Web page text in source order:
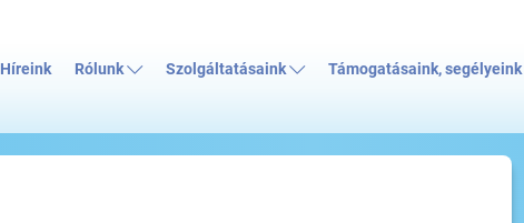
Híreink Rólunk Szolgáltatásaink Támogatásaink, segélyeink